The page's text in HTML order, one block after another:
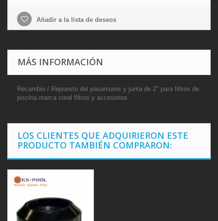
Añadir a la lista de deseos
MÁS INFORMACIÓN
Recambio / Repuesto del pasamuros y junta de 2" para filtros de
piscina marca coral filtros y accesorios
LOS CLIENTES QUE ADQUIRIERON ESTE
PRODUCTO TAMBIÉN COMPRARON: